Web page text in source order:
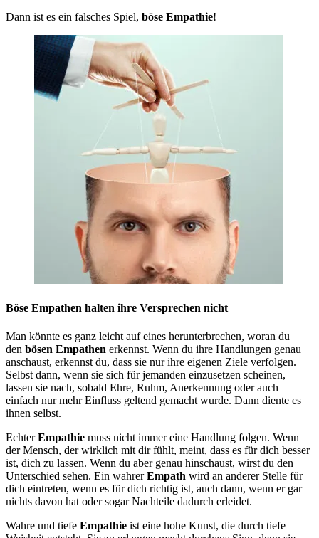
Dann ist es ein falsches Spiel, böse Empathie!
Böse Empathen halten ihre Versprechen nicht
Man könnte es ganz leicht auf eines herunterbrechen, woran du
den bösen Empathen erkennst. Wenn du ihre Handlungen genau
anschaust, erkennst du, dass sie nur ihre eigenen Ziele verfolgen.
Selbst dann, wenn sie sich für jemanden einzusetzen scheinen,
lassen sie nach, sobald Ehre, Ruhm, Anerkennung oder auch
einfach nur mehr Einfluss geltend gemacht wurde. Dann diente es
ihnen selbst.
EchterEmpathie muss nicht immer eine Handlung folgen. Wenn
der Mensch, der wirklich mit dir fühlt, meint, dass es für dich besser
ist, dich zu lassen. Wenn du aber genau hinschaust, wirst du den
Unterschied sehen. Ein wahrerEmpath wird an anderer Stelle für
dich eintreten, wenn es für dich richtig ist, auch dann, wenn er gar
nichts davon hat oder sogar Nachteile dadurch erleidet.
Wahre und tiefe Empathie ist eine hohe Kunst, die durch tiefe